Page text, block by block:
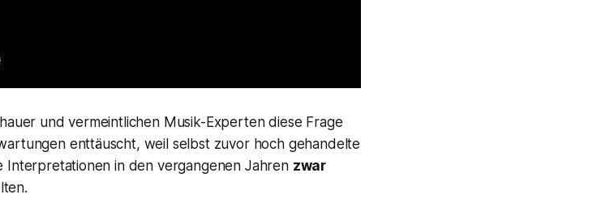
und vermeintlichen Musik-Experten diese Frage
enttäuscht, weil selbst zuvor hoch gehandelte
in den vergangenen Jahren zwar